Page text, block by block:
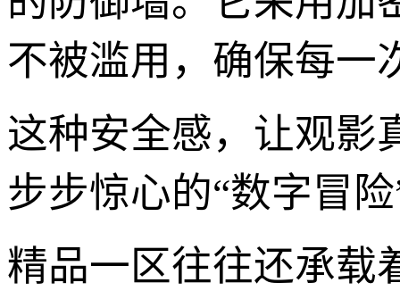
不被滥用，确保每一
这种安全感，让观影
步步惊心的“数字冒
精品一区往往还承载